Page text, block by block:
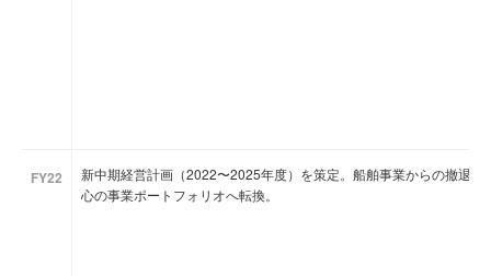
FY22
新中期経営計画（2022〜2025年度）を策定。船舶事業からの撤退
心の事業ポートフォリオへ転換。